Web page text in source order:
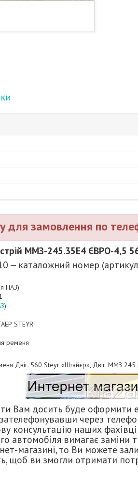
для замовлення по
ММЗ-245.35Е4 ЄВРО-4,5
— каталожний номер
ПАЗ)
)
STEYR
ременя
Двіг. 560 Steyr «Штайєр», Двіг. ММЗ 245
Вам досить буде оформити
через
консультацію наших
автомобіля вимагає заміни
магазині, то Ви можете
щоб ви змогли отримати